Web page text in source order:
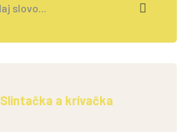
Slintačka a krívačka